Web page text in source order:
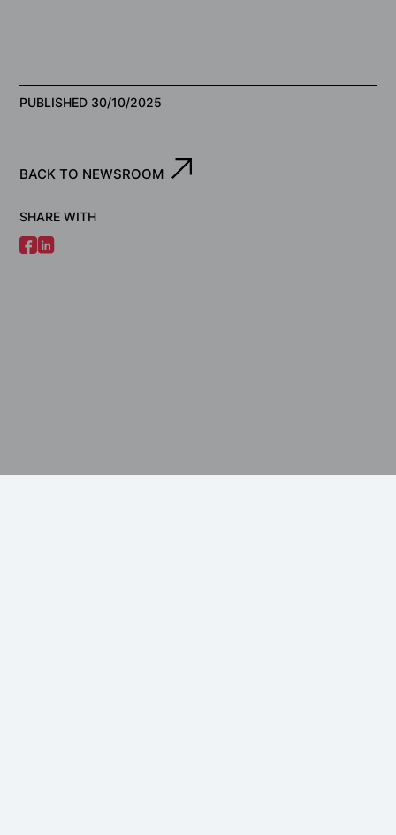
PUBLISHED 30/10/2025
BACK TO NEWSROOM
SHARE WITH